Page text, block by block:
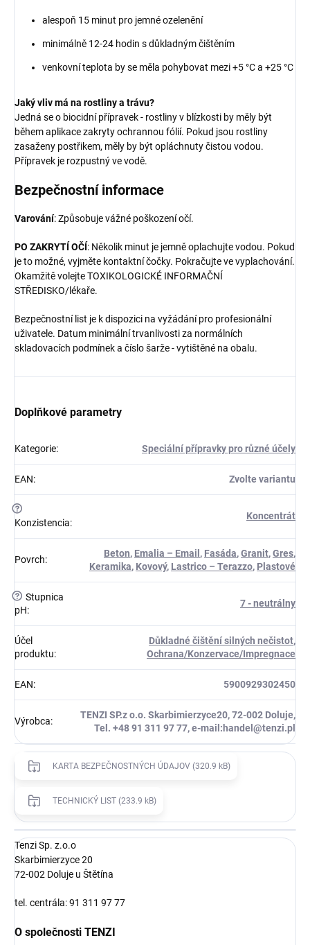
alespoň 15 minut pro jemné ozelenění
minimálně 12-24 hodin s důkladným čištěním
venkovní teplota by se měla pohybovat mezi +5 °C a +25 °C
Jaký vliv má na rostliny a trávu?
Jedná se o biocidní přípravek - rostliny v blízkosti by měly být
během aplikace zakryty ochrannou fólií. Pokud jsou rostliny
zasaženy postřikem, měly by být opláchnuty čistou vodou.
Přípravek je rozpustný ve vodě.
Bezpečnostní informace
Varování: Způsobuje vážné poškození očí.
PO ZAKRYTÍ OČÍ: Několik minut je jemně oplachujte vodou. Pokud
je to možné, vyjměte kontaktní čočky. Pokračujte ve vyplachování.
Okamžitě volejte TOXIKOLOGICKÉ INFORMAČNÍ
STŘEDISKO/lékaře.
Bezpečnostní list je k dispozici na vyžádání pro profesionální
uživatele. Datum minimální trvanlivosti za normálních
skladovacích podmínek a číslo šarže - vytištěné na obalu.
Doplňkové parametry
Kategorie: Speciální přípravky pro různé účely
EAN: Zvolte variantu
?
Konzistencia:
Koncentrát
Povrch:
Beton, Emalia – Email , Fasáda,Granit,Gres,
Keramika, Kovový, Lastrico – Terazzo, Plastové
? Stupnica
pH:
7 - neutrálny
Účel
produktu:
Důkladné čištění silných nečistot,
Ochrana/Konzervace/Impregnace
EAN: 5900929302450
Výrobca:
TENZI SP.z o.o. Skarbimierzyce20, 72-002 Doluje,
Tel. +48 91 311 97 77, e-mail:handel@tenzi.pl
KARTA BEZPEČNOSTNÝCH ÚDAJOV (320.9 kB)
TECHNICKÝ LIST (233.9 kB)
Tenzi Sp. z.o.o
Skarbimierzyce 20
72-002 Doluje u Štětína
tel. centrála: 91 311 97 77
O společnosti TENZI